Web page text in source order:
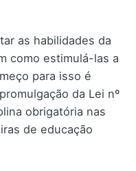
as habilidades da
como estimulá-las a
para isso é
da Lei nº
obrigatória nas
de educação